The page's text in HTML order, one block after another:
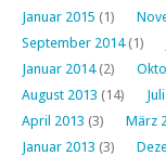
Januar 2015 (1)
September 2014(1)
Januar 2014(2)
August 2013 (14)
April 2013 (3) März
Januar 2013 (3)